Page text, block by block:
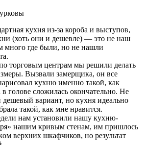
кухня из-за короба и выступов,
(хоть они и дешевле) — это не наш
много где были, но не нашли
торговым центрам мы решили делать
Вызвали замерщика, он все
кухню именно такой, как
в голове сложилась окончательно. Не
дешевый вариант, но кухня идеально
такой, как мне нравится.
нам установили нашу кухню-
нашим кривым стенам, им пришлось
верхних шкафчиков, но результат